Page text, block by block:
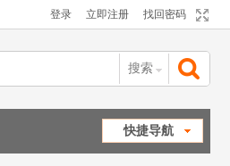
登录 立即注册 找回密码
搜索
快捷导航